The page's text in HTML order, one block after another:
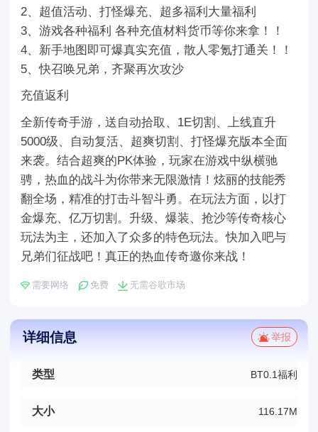
2、超值活动、打怪爆充、超多福利大量福利
3、游戏各种福利 各种充值材料货币等你来拿！！
4、新手地图即可爆真实充值，散人零氪打通关！！
5、快召唤兄弟，齐聚再次攻沙
充值返利
全新传奇手游，送自动拾取、1E切割、上线直升
5000级、自动复活、超爽切割、打怪爆充版本全面
来袭。结合超爽的PK体验，玩家在游戏中纵横驰
骋，热血的战斗为你带来无限激情！炫丽的技能秀
翻全场，精准的打击斗智斗勇。在玩法方面，以打
金爆充、亿万切割。升级、爆装、抢沙等传奇核心
玩法为主，还加入了众多的特色玩法。快加入吧与
兄弟们征战吧！真正的热血传奇邀你来战！
需要网络 免费 无需谷歌市场
详细信息 举报
类型 BT0.1福利
大小 116.17M